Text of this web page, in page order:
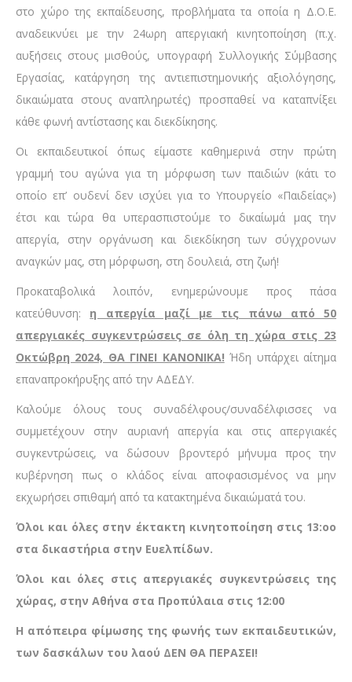
στο χώρο της εκπαίδευσης, προβλήματα τα οποία η Δ.Ο.Ε.
αναδεικνύει με την 24ωρη απεργιακή κινητοποίηση (π.χ.
αυξήσεις στους μισθούς, υπογραφή Συλλογικής Σύμβασης
Εργασίας, κατάργηση της αντιεπιστημονικής αξιολόγησης,
δικαιώματα στους αναπληρωτές) προσπαθεί να καταπνίξει
κάθε φωνή αντίστασης και διεκδίκησης.
Οι εκπαιδευτικοί όπως είμαστε καθημερινά στην πρώτη
γραμμή του αγώνα για τη μόρφωση των παιδιών (κάτι το
οποίο επ’ ουδενί δεν ισχύει για το Υπουργείο «Παιδείας»)
έτσι και τώρα θα υπερασπιστούμε το δικαίωμά μας την
απεργία, στην οργάνωση και διεκδίκηση των σύγχρονων
αναγκών μας, στη μόρφωση, στη δουλειά, στη ζωή!
Προκαταβολικά λοιπόν, ενημερώνουμε προς πάσα
κατεύθυνση: η απεργία μαζί με τις πάνω από 50
απεργιακές συγκεντρώσεις σε όλη τη χώρα στις 23
Οκτώβρη 2024, ΘΑ ΓΙΝΕΙ ΚΑΝΟΝΙΚΑ! Ήδη υπάρχει αίτημα
επαναπροκήρυξης από την ΑΔΕΔΥ.
Καλούμε όλους τους συναδέλφους/συναδέλφισσες να
συμμετέχουν στην αυριανή απεργία και στις απεργιακές
συγκεντρώσεις, να δώσουν βροντερό μήνυμα προς την
κυβέρνηση πως ο κλάδος είναι αποφασισμένος να μην
εκχωρήσει σπιθαμή από τα κατακτημένα δικαιώματά του.
Όλοι και όλες στην έκτακτη κινητοποίηση στις 13:οο
στα δικαστήρια στην Ευελπίδων.
Όλοι και όλες στις απεργιακές συγκεντρώσεις της
χώρας, στην Αθήνα στα Προπύλαια στις 12:00
Η απόπειρα φίμωσης της φωνής των εκπαιδευτικών,
των δασκάλων του λαού ΔΕΝ ΘΑ ΠΕΡΑΣΕΙ!